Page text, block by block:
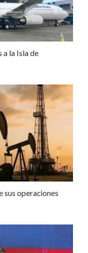
la Isla de
sus operaciones